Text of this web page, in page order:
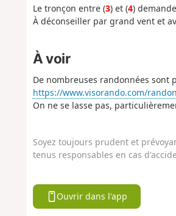
Le tronçon entre (3) et (4)
À déconseiller par grand vent et
À voir
De nombreuses randonnées sont
https://www.visorando.com/
On ne se lasse pas,
Soyez toujours prudent et
tenus responsables en cas
Ouvrir dans l'app